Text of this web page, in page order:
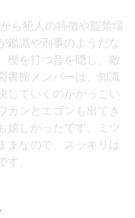
ら犯人の特徴や監禁場
鑑識や刑事のようだな
楔を打つ音を隠し、敵
書館メンバーは、知識
していくのがかっこい
カンとエゴンも出てき
嬉しかったです。ミツ
まなので、スッキリは
す。